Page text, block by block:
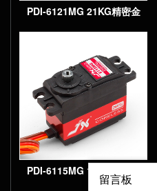
留言板
PDI-6121MG 21KG精密金
属齿轮大扭矩数字空心杯标
准舵机
PDI-6115MG 15KG精密金
留言板